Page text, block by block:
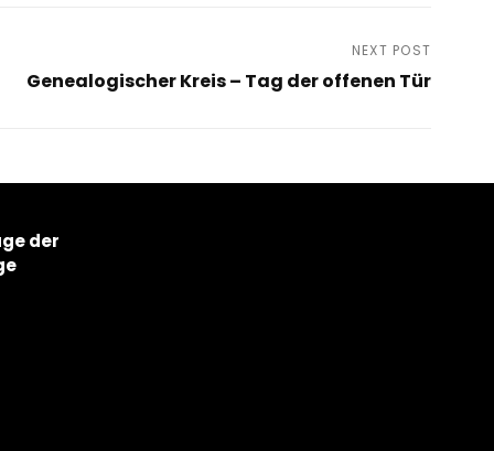
NEXT POST
Genealogischer Kreis – Tag der offenen Tür
der